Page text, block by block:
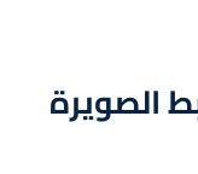
الصويرة